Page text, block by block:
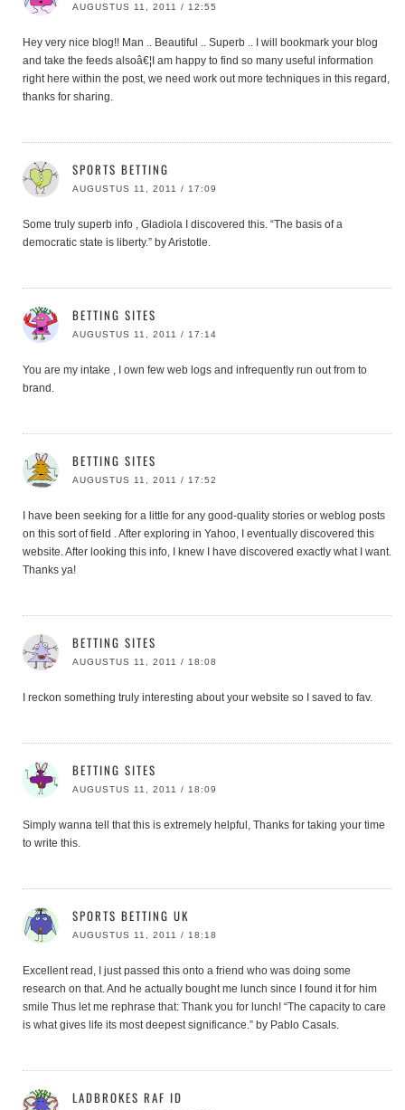
AUGUSTUS 11, 2011 / 12:55
Hey very nice blog!! Man .. Beautiful .. Superb .. I will bookmark your blog
and take the feeds alsoâ€¦I am happy to find so many useful information
right here within the post, we need work out more techniques in this regard,
thanks for sharing.
SPORTS BETTING
AUGUSTUS 11, 2011 / 17:09
Some truly superb info , Gladiola I discovered this. “The basis of a
democratic state is liberty.” by Aristotle.
BETTING SITES
AUGUSTUS 11, 2011 / 17:14
You are my intake , I own few web logs and infrequently run out from to
brand.
BETTING SITES
AUGUSTUS 11, 2011 / 17:52
I have been seeking for a little for any good-quality stories or weblog posts
on this sort of field . After exploring in Yahoo, I eventually discovered this
website. After looking this info, I knew I have discovered exactly what I want.
Thanks ya!
BETTING SITES
AUGUSTUS 11, 2011 / 18:08
I reckon something truly interesting about your website so I saved to fav.
BETTING SITES
AUGUSTUS 11, 2011 / 18:09
Simply wanna tell that this is extremely helpful, Thanks for taking your time
to write this.
SPORTS BETTING UK
AUGUSTUS 11, 2011 / 18:18
Excellent read, I just passed this onto a friend who was doing some
research on that. And he actually bought me lunch since I found it for him
smile Thus let me rephrase that: Thank you for lunch! “The capacity to care
is what gives life its most deepest significance.” by Pablo Casals.
LADBROKES RAF ID